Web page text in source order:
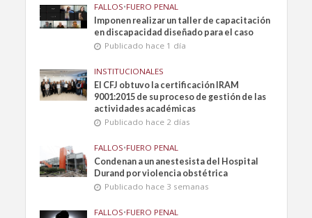
FALLOS•FUERO PENAL
Imponen realizar un taller de capacitación
en discapacidad diseñado para el caso
Publicado hace 1 día
INSTITUCIONALES
El CFJ obtuvo la certificación IRAM
9001:2015 de su proceso de gestión de las
actividades académicas
Publicado hace 2 días
FALLOS•FUERO PENAL
Condenan a un anestesista del Hospital
Durand por violencia obstétrica
Publicado hace 3 semanas
FALLOS•FUERO PENAL